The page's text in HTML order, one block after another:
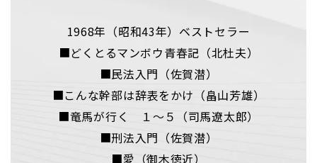
1968年（昭和43年）ベストセラー
■どくとるマンボウ青春記（北杜夫）
■民法入門（佐賀潜）
■こんな幹部は辞表をかけ（畠山芳雄）
■竜馬が行く １～５（司馬遼太郎）
■刑法入門（佐賀潜）
■愛（御木徳近）